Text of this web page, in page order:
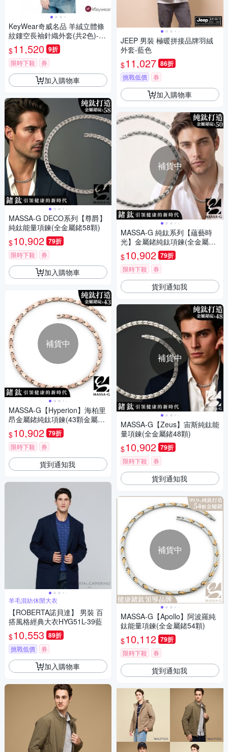
KeyWear奇威名品 羊絨立體條
紋鏤空長袖針織外套(共2色)-白
色
$11,520 9折
限時下殺 券
加入購物車
MASSA-G DECO系列【尊爵】
純鈦能量項鍊(全金屬鍺58顆)
$10,902 79折
限時下殺 券
加入購物車
補貨中
MASSA-G【Hyperion】海柏里
昂金屬鍺純鈦項鍊(43顆金屬鍺
碇)
$10,902 79折
限時下殺 券
貨到通知我
羊毛混紡休閒大衣
【ROBERTA諾貝達】 男裝 百
搭風格經典大衣HYG51L-39藍
$10,553 89折
挑戰低價 券
加入購物車
JEEP 男裝 極暖拼接品牌羽絨
外套-藍色
$11,027 86折
挑戰低價 券
加入購物車
補貨中
MASSA-G 純鈦系列【蘊藝時
光】金屬鍺純鈦項鍊(全金屬鍺
50顆)
$10,902 79折
限時下殺 券
貨到通知我
補貨中
MASSA-G【Zeus】宙斯純鈦能
量項鍊(全金屬鍺48顆)
$10,902 79折
限時下殺 券
貨到通知我
補貨中
MASSA-G【Apollo】阿波羅純
鈦能量項鍊(全金屬鍺54顆)
$10,112 79折
限時下殺 券
貨到通知我